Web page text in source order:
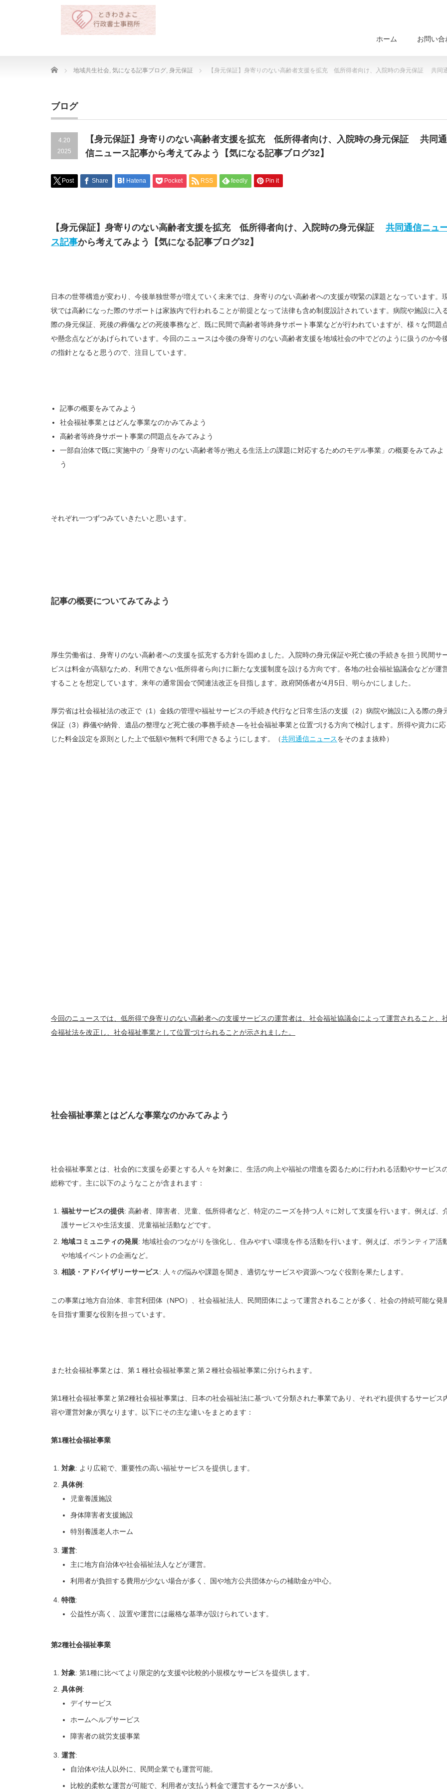
ホーム お問い合
Home 地域共生社会, 気になる記事ブログ, 身元保証 【身元保証】身寄りのない高齢者支援を拡充 低所得者向け、入院時の身元保証 共同
ブログ
4.20
2025
【身元保証】身寄りのない高齢者支援を拡充 低所得者向け、入院時の身元保証 共同通
信ニュース記事から考えてみよう【気になる記事ブログ32】
Post Share Hatena Pocket RSS feedly Pin it
【身元保証】身寄りのない高齢者支援を拡充 低所得者向け、入院時の身元保証 共同通信ニュ
ス記事から考えてみよう【気になる記事ブログ32】
日本の世帯構造が変わり、今後単独世帯が増えていく未来では、身寄りのない高齢者への支援が喫緊の課題となっています。
状では高齢になった際のサポートは家族内で行われることが前提となって法律も含め制度設計されています。病院や施設に入
際の身元保証、死後の葬儀などの死後事務など、既に民間で高齢者等終身サポート事業などが行われていますが、様々な問題
や懸念点などがあげられています。今回のニュースは今後の身寄りのない高齢者支援を地域社会の中でどのように扱うのか今
の指針となると思うので、注目しています。
記事の概要をみてみよう
社会福祉事業とはどんな事業なのかみてみよう
高齢者等終身サポート事業の問題点をみてみよう
一部自治体で既に実施中の「身寄りのない高齢者等が抱える生活上の課題に対応するためのモデル事業」の概要をみてみよ
う
それぞれ一つずつみていきたいと思います。
記事の概要についてみてみよう
厚生労働省は、身寄りのない高齢者への支援を拡充する方針を固めました。入院時の身元保証や死亡後の手続きを担う民間サ
ビスは料金が高額なため、利用できない低所得者ら向けに新たな支援制度を設ける方向です。各地の社会福祉協議会などが運
することを想定しています。来年の通常国会で関連法改正を目指します。政府関係者が4月5日、明らかにしました。
厚労省は社会福祉法の改正で（1）金銭の管理や福祉サービスの手続き代行など日常生活の支援（2）病院や施設に入る際の身
保証（3）葬儀や納骨、遺品の整理など死亡後の事務手続き―を社会福祉事業と位置づける方向で検討します。所得や資力に応
じた料金設定を原則とした上で低額や無料で利用できるようにします。（共同通信ニュースをそのまま抜粋）
今回のニュースでは、低所得で身寄りのない高齢者への支援サービスの運営者は、社会福祉協議会によって運営されること、
会福祉法を改正し、社会福祉事業として位置づけられることが示されました。
社会福祉事業とはどんな事業なのかみてみよう
社会福祉事業とは、社会的に支援を必要とする人々を対象に、生活の向上や福祉の増進を図るために行われる活動やサービス
総称です。主に以下のようなことが含まれます：
福祉サービスの提供: 高齢者、障害者、児童、低所得者など、特定のニーズを持つ人々に対して支援を行います。例えば、
護サービスや生活支援、児童福祉活動などです。
地域コミュニティの発展: 地域社会のつながりを強化し、住みやすい環境を作る活動を行います。例えば、ボランティア活
や地域イベントの企画など。
相談・アドバイザリーサービス: 人々の悩みや課題を聞き、適切なサービスや資源へつなぐ役割を果たします。
この事業は地方自治体、非営利団体（NPO）、社会福祉法人、民間団体によって運営されることが多く、社会の持続可能な発
を目指す重要な役割を担っています。
また社会福祉事業とは、第１種社会福祉事業と第２種社会福祉事業に分けられます。
第1種社会福祉事業と第2種社会福祉事業は、日本の社会福祉法に基づいて分類された事業であり、それぞれ提供するサービス
容や運営対象が異なります。以下にその主な違いをまとめます：
第1種社会福祉事業
対象: より広範で、重要性の高い福祉サービスを提供します。
具体例:
児童養護施設
身体障害者支援施設
特別養護老人ホーム
運営:
主に地方自治体や社会福祉法人などが運営。
利用者が負担する費用が少ない場合が多く、国や地方公共団体からの補助金が中心。
特徴:
公益性が高く、設置や運営には厳格な基準が設けられています。
第2種社会福祉事業
対象: 第1種に比べてより限定的な支援や比較的小規模なサービスを提供します。
具体例:
デイサービス
ホームヘルプサービス
障害者の就労支援事業
運営:
自治体や法人以外に、民間企業でも運営可能。
比較的柔軟な運営が可能で、利用者が支払う料金で運営するケースが多い。